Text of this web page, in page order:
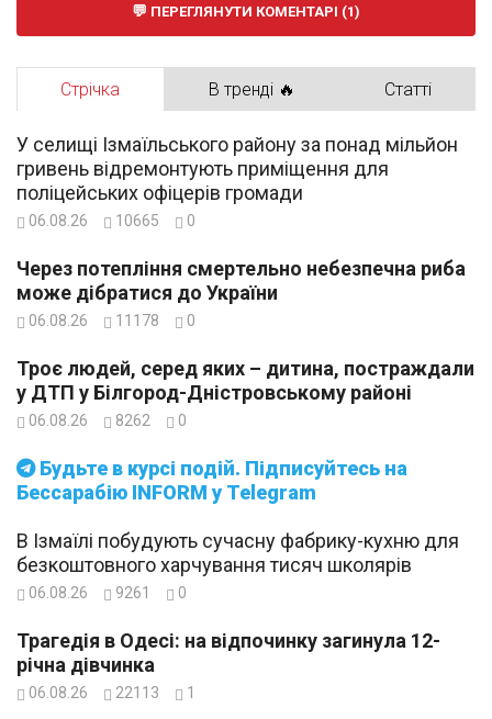
ПЕРЕГЛЯНУТИ КОМЕНТАРІ (1)
Стрічка В тренді 🔥 Статті
Будьте в курсі подій. Підписуйтесь на
Бессарабію INFORM у Telegram
У селищі Ізмаїльського району за понад мільйон
гривень відремонтують приміщення для
поліцейських офіцерів громади
06.08.26 10665 0
Через потепління смертельно небезпечна риба
може дібратися до України
06.08.26 11178 0
Троє людей, серед яких – дитина, постраждали
у ДТП у Білгород-Дністровському районі
06.08.26 8262 0
В Ізмаїлі побудують сучасну фабрику-кухню для
безкоштовного харчування тисяч школярів
06.08.26 9261 0
Трагедія в Одесі: на відпочинку загинула 12-
річна дівчинка
06.08.26 22113 1